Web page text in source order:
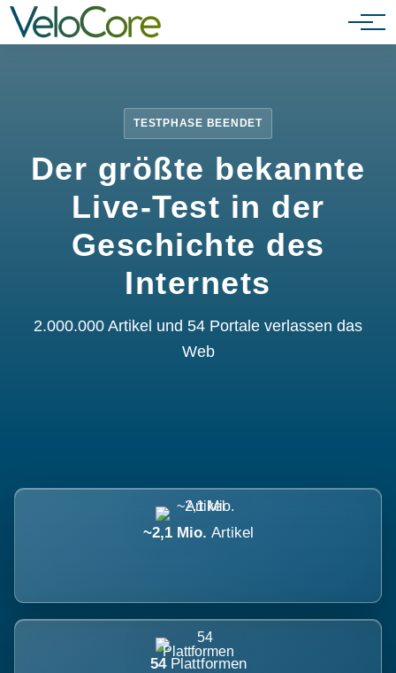
Partnerprogramm
TESTPHASE BEENDET
Der größte bekannte
Live-Test in der
Geschichte des
Internets
2.000.000 Artikel und 54 Portale verlassen das
Web
~2,1 Mio. Artikel
54 Plattformen